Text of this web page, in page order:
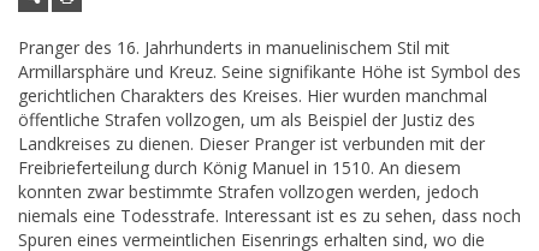
Pranger des 16. Jahrhunderts in manuelinischem Stil mit
Armillarsphäre und Kreuz. Seine signifikante Höhe ist Symbol des
gerichtlichen Charakters des Kreises. Hier wurden manchmal
öffentliche Strafen vollzogen, um als Beispiel der Justiz des
Landkreises zu dienen. Dieser Pranger ist verbunden mit der
Freibrieferteilung durch König Manuel in 1510. An diesem
konnten zwar bestimmte Strafen vollzogen werden, jedoch
niemals eine Todesstrafe. Interessant ist es zu sehen, dass noch
Spuren eines vermeintlichen Eisenrings erhalten sind, wo die